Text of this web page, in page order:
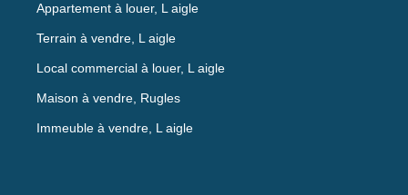
Appartement à louer, L aigle
Terrain à vendre, L aigle
Local commercial à louer, L aigle
Maison à vendre, Rugles
Immeuble à vendre, L aigle